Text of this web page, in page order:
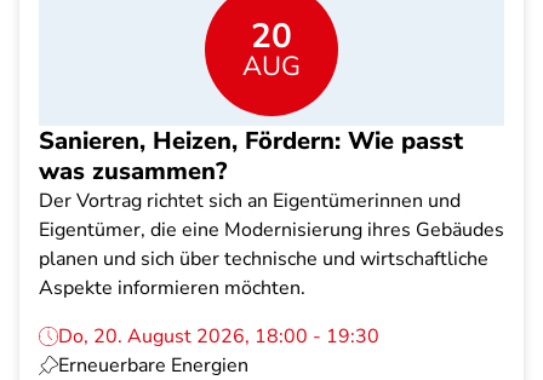
20
AUG
Sanieren, Heizen, Fördern: Wie passt
was zusammen?
Der Vortrag richtet sich an Eigentümerinnen und
Eigentümer, die eine Modernisierung ihres Gebäudes
planen und sich über technische und wirtschaftliche
Aspekte informieren möchten.
Do, 20. August 2026, 18:00 - 19:30
Erneuerbare Energien